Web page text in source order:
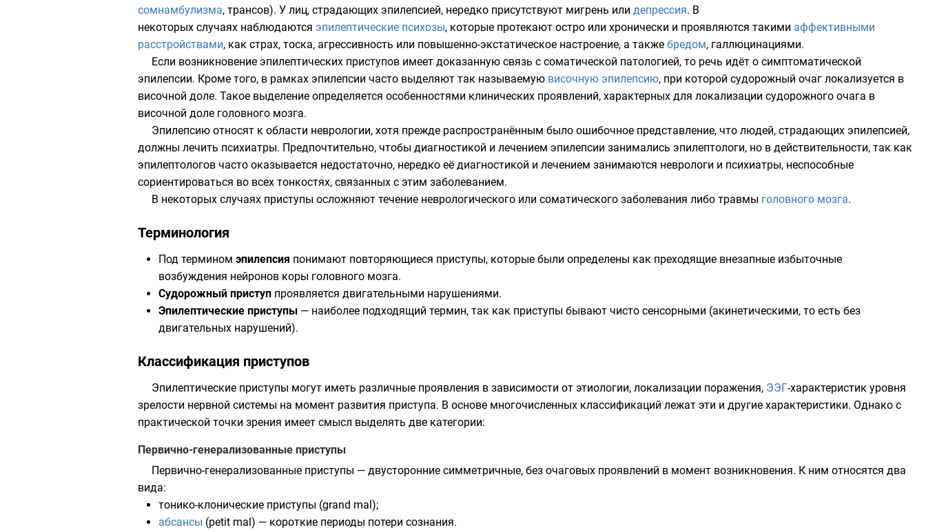
сомнамбулизма, трансов). У лиц, страдающих эпилепсией, нередко присутствуют мигрень или депрессия. В
некоторых случаях наблюдаются эпилептические психозы, которые протекают остро или хронически и проявляются такими аффективными
расстройствами, как страх, тоска, агрессивность или повышенно-экстатическое настроение, а также бредом, галлюцинациями.
Если возникновение эпилептических приступов имеет доказанную связь с соматической патологией, то речь идёт о симптоматической
эпилепсии. Кроме того, в рамках эпилепсии часто выделяют так называемую височную эпилепсию, при которой судорожный очаг локализуется в
височной доле. Такое выделение определяется особенностями клинических проявлений, характерных для локализации судорожного очага в
височной доле головного мозга.
Эпилепсию относят к области неврологии, хотя прежде распространённым было ошибочное представление, что людей, страдающих эпилепсией,
должны лечить психиатры. Предпочтительно, чтобы диагностикой и лечением эпилепсии занимались эпилептологи, но в действительности, так как
эпилептологов часто оказывается недостаточно, нередко её диагностикой и лечением занимаются неврологи и психиатры, неспособные
сориентироваться во всех тонкостях, связанных с этим заболеванием.
В некоторых случаях приступы осложняют течение неврологического или соматического заболевания либо травмы головного мозга.
Терминология
Под термином эпилепсия понимают повторяющиеся приступы, которые были определены как преходящие внезапные избыточные
возбуждения нейронов коры головного мозга.
Судорожный приступ проявляется двигательными нарушениями.
Эпилептические приступы — наиболее подходящий термин, так как приступы бывают чисто сенсорными (акинетическими, то есть без
двигательных нарушений).
Классификация приступов
Эпилептические приступы могут иметь различные проявления в зависимости от этиологии, локализации поражения, ЭЭГ-характеристик уровня
зрелости нервной системы на момент развития приступа. В основе многочисленных классификаций лежат эти и другие характеристики. Однако с
практической точки зрения имеет смысл выделять две категории:
Первично-генерализованные приступы
Первично-генерализованные приступы — двусторонние симметричные, без очаговых проявлений в момент возникновения. К ним относятся два
вида:
тонико-клонические приступы (grand mal);
абсансы (petit mal) — короткие периоды потери сознания.